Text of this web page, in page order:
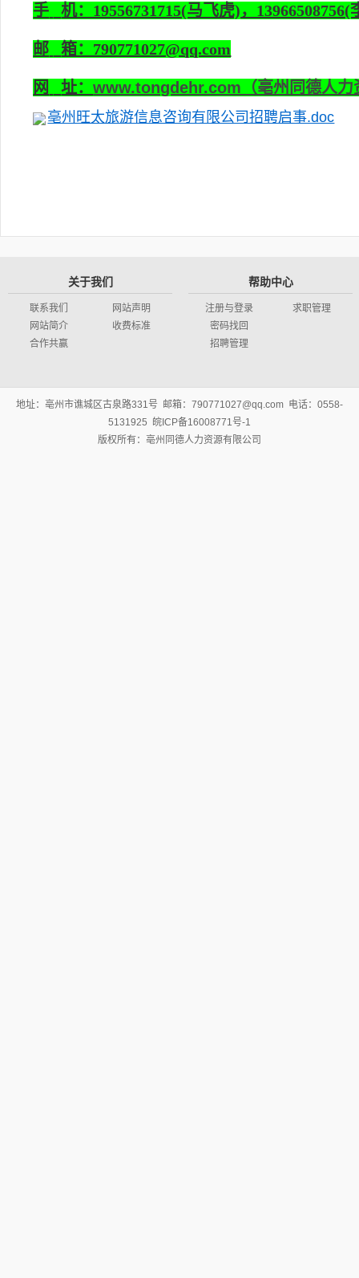
手 机：19556731715(马飞虎)，13966508756(
邮 箱：790771027@qq.com
网 址：www.tongdehr.com（亳州同德人力
亳州旺太旅游信息咨询有限公司招聘启事.doc
关于我们
联系我们
网站简介
合作共赢
网站声明
收费标准
帮助中心
注册与登录
密码找回
招聘管理
求职管理
地址：亳州市谯城区古泉路331号 邮箱：790771027@qq.com 电话：0558-
5131925 皖ICP备16008771号-1
版权所有：亳州同德人力资源有限公司